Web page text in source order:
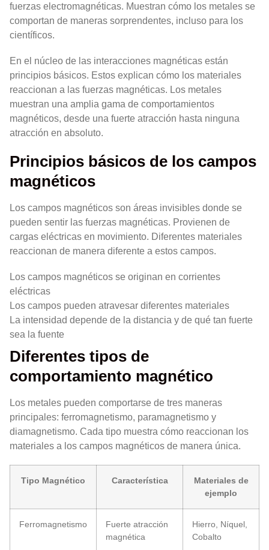
fuerzas electromagnéticas. Muestran cómo los metales se
comportan de maneras sorprendentes, incluso para los
científicos.
En el núcleo de las interacciones magnéticas están
principios básicos. Estos explican cómo los materiales
reaccionan a las fuerzas magnéticas. Los metales
muestran una amplia gama de comportamientos
magnéticos, desde una fuerte atracción hasta ninguna
atracción en absoluto.
Principios básicos de los campos
magnéticos
Los campos magnéticos son áreas invisibles donde se
pueden sentir las fuerzas magnéticas. Provienen de
cargas eléctricas en movimiento. Diferentes materiales
reaccionan de manera diferente a estos campos.
Los campos magnéticos se originan en corrientes
eléctricas
Los campos pueden atravesar diferentes materiales
La intensidad depende de la distancia y de qué tan fuerte
sea la fuente
Diferentes tipos de
comportamiento magnético
Los metales pueden comportarse de tres maneras
principales: ferromagnetismo, paramagnetismo y
diamagnetismo. Cada tipo muestra cómo reaccionan los
materiales a los campos magnéticos de manera única.
Tipo Magnético Característica
Materiales de
ejemplo
Ferromagnetismo
Fuerte atracción
magnética
Hierro, Níquel,
Cobalto